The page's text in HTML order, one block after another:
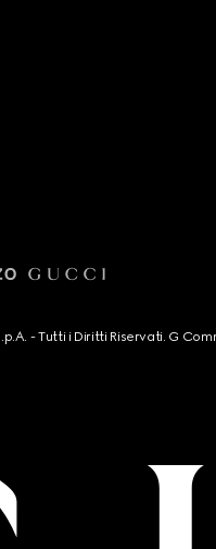
- Tutti i Diritti Riservati. G